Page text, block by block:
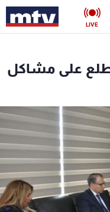
LIVE
على مشاكل